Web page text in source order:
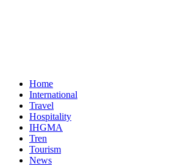
Home
International
Travel
Hospitality
IHGMA
Tren
Tourism
News